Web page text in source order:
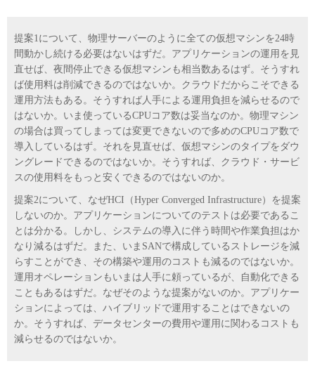
提案1について、物理サーバーのように全ての仮想マシンを24時
間動かし続ける必要はないはずだ。アプリケーションの運用を見
直せば、夜間停止できる仮想マシンも相当数あるはず。そうすれ
ば使用料は削減できるのではないか。クラウドだからこそできる
運用方法もある。そうすれば人手による運用負担を減らせるので
はないか。いま使っているCPUコア数は妥当なのか。物理マシン
の場合は買ってしまっては変更できないので多めのCPUコア数で
導入しているはず。それを見直せば、仮想マシンのタイプをダウ
ングレードできるのではないか。そうすれば、クラウド・サービ
スの使用料をもっと安くできるのではないのか。
提案2について、なぜHCI （Hyper Converged Infrastructure）を提案
しないのか。アプリケーションについてのテストは必要であるこ
とは分かる。しかし、システムの導入に伴う時間や作業負担はか
なり減るはずだ。また、いま SANで構成しているストレージを減
らすことができ、その構築や運用のコストも減るのではないか。
運用オペレーションもいまは人手に頼っているが、自動化できる
こともあるはずだ。なぜそのような提案がないのか。アプリケー
ションによっては、ハイブリッドで運用することはできないの
か。そうすれば、データセンターの費用や運用に関わるコストも
減らせるのではないか。